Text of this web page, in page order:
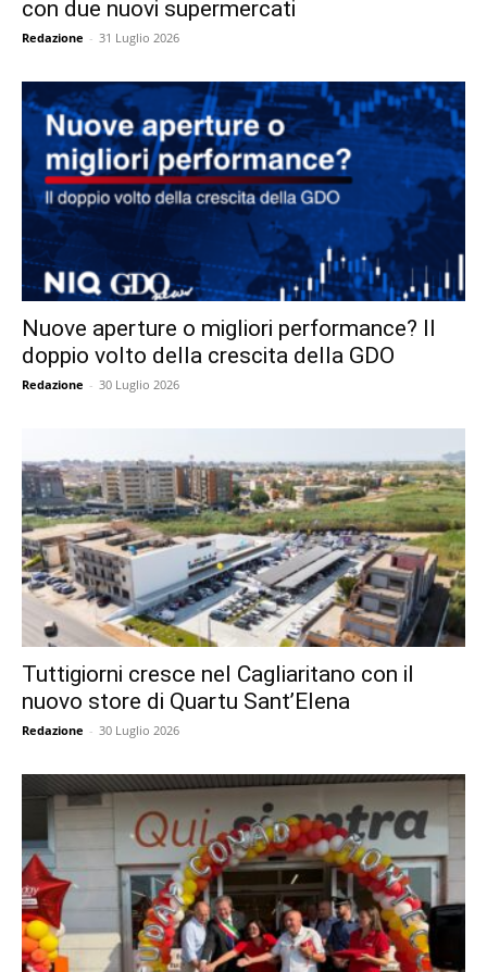
con due nuovi supermercati
Redazione - 31 Luglio 2026
Nuove aperture o migliori performance? Il
doppio volto della crescita della GDO
Redazione - 30 Luglio 2026
Tuttigiorni cresce nel Cagliaritano con il
nuovo store di Quartu Sant’Elena
Redazione - 30 Luglio 2026